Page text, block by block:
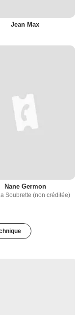
Jean Max
Nane Germon
Soubrette (non créditée)